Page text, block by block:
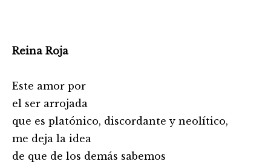
Reina Roja
Este amor por
el ser arrojada
que es platónico, discordante y neolítico,
me deja la idea
de que de los demás sabemos